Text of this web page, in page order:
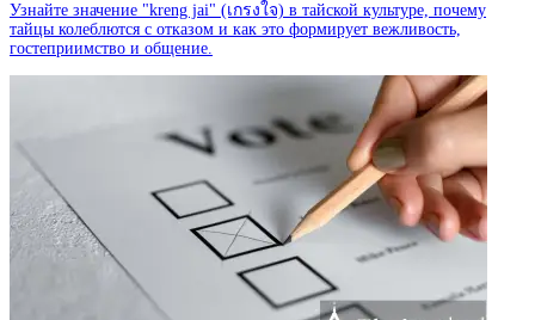
Узнайте значение "kreng jai" (เกรงใจ) в тайской культуре, почему
тайцы колеблются с отказом и как это формирует вежливость,
гостеприимство и общение.